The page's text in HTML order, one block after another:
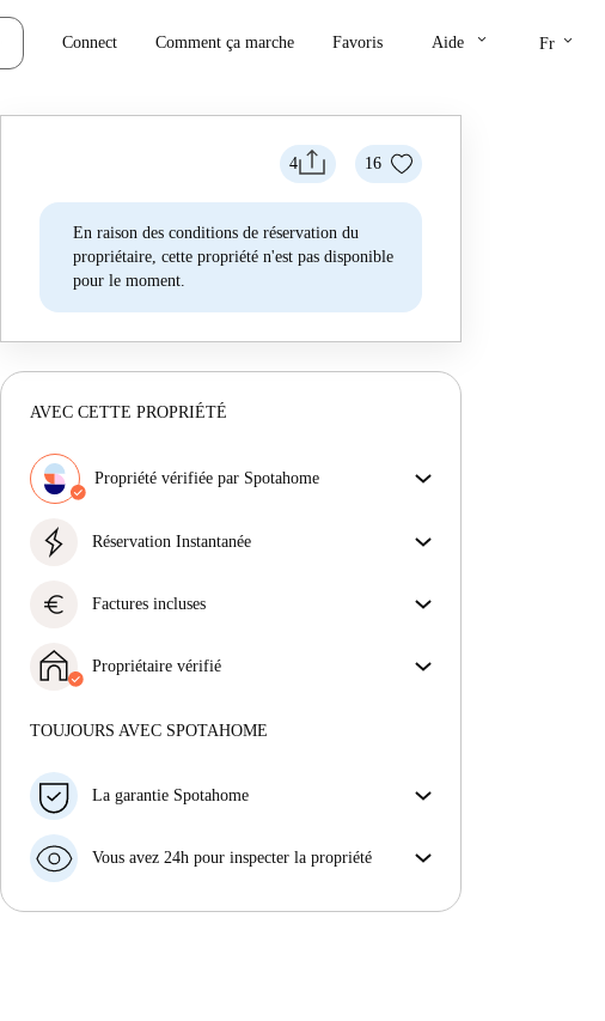
Connect Comment ça marche Favoris Aide keyboard_arrow_down Fr keyboard_arrow_down
4 16
En raison des conditions de réservation du
propriétaire, cette propriété n'est pas disponible
pour le moment.
AVEC CETTE PROPRIÉTÉ
Propriété vérifiée par Spotahome
obtiens exactement ce que tu vois dans l'annonce.
Réservation Instantanée
acceptée immédiatement si elle satisfait les
euro Factures incluses
incluses, couvrant le loyer et les services pour une
expérience de location sans tracas.
Propriétaire vérifié
Plus d'informations sur ce propriétaire
TOUJOURS AVEC SPOTAHOME
La garantie Spotahome
préavis, nous allons soit (A) vous payer une chambre
soit (B) vous rembourser en totalité.
Vous avez 24h pour inspecter la propriété